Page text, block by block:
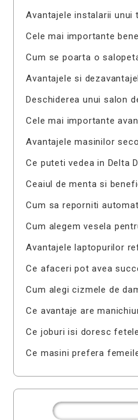
Avantajele instalarii
Cele mai importante
Cum se poarta o
Avantajele si
Deschiderea unui salon
Cele mai importante
Avantajele masinilor
Ce puteti vedea in Delta
Ceaiul de menta si
Cum sa reporniti
Cum alegem vesela
Avantajele laptopurilor
Ce afaceri pot avea
Cum alegi cizmele de
Ce avantaje are
Ce joburi isi doresc
Ce masini prefera